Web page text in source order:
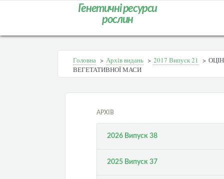
Генетичні ресурси
рослин
Головна > Архів видань > 2017 Випуск 21 >
ВЕГЕТАТИВНОЇ МАСИ
АРХІВ
2026 Випуск 38
2025 Випуск 37